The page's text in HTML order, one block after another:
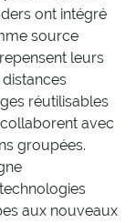
ont intégré
source
leurs
réutilisables
avec
groupées.
aux nouveaux